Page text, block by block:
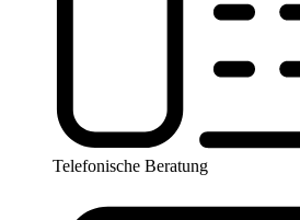
Telefonische Beratung